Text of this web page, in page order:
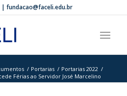
| fundacao@faceli.edu.br
/ Portarias / Portarias 2022 /
Férias ao Servidor José Marcelino